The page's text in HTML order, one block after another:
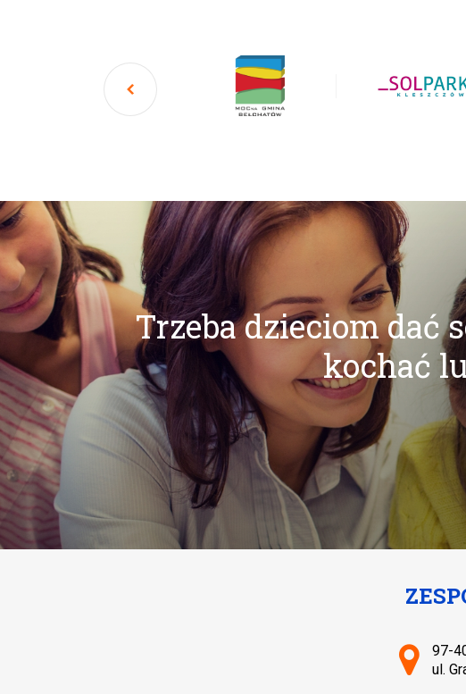
Trzeba dzieciom dać
kochać
97-
ul.